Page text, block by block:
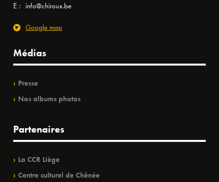
E : info@chiroux.be
Google map
Médias
Presse
Nos albums photos
Partenaires
La CCR Liège
Centre culturel de Chênée